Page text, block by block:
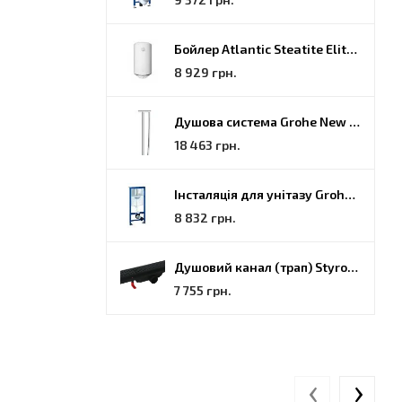
Бойлер Atlantic Steatite Elite VM 080 D400 2 BC, 80 (851188)
8 929 грн.
Душова система Grohe New Tempesta Cosmopolitan (27922000)
18 463 грн.
Інсталяція для унітазу Grohe Rapid SL (38772001)
8 832 грн.
Душовий канал (трап) Styron, решітка Гармонія, 70 (STY-H-70-FF)
7 755 грн.
‹ ›